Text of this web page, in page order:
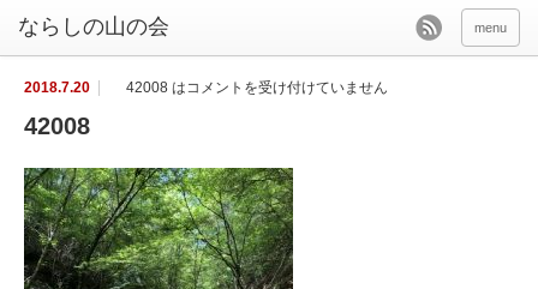
menu
2018.7.20 42008 はコメントを受け付けていません
42008